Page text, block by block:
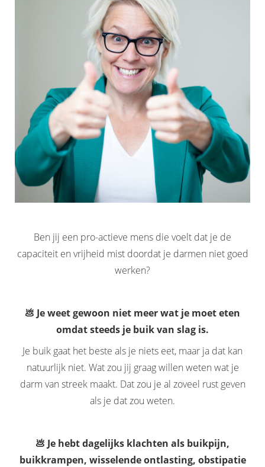
Ben jij een pro-actieve mens die voelt dat je de
capaciteit en vrijheid mist doordat je darmen niet goed
werken?
💩 Je weet gewoon niet meer wat je moet eten
omdat steeds je buik van slag is.
Je buik gaat het beste als je niets eet, maar ja dat kan
natuurlijk niet. Wat zou jij graag willen weten wat je
darm van streek maakt. Dat zou je al zoveel rust geven
als je dat zou weten.
💩 Je hebt dagelijks klachten als buikpijn,
buikkrampen, wisselende ontlasting, obstipatie